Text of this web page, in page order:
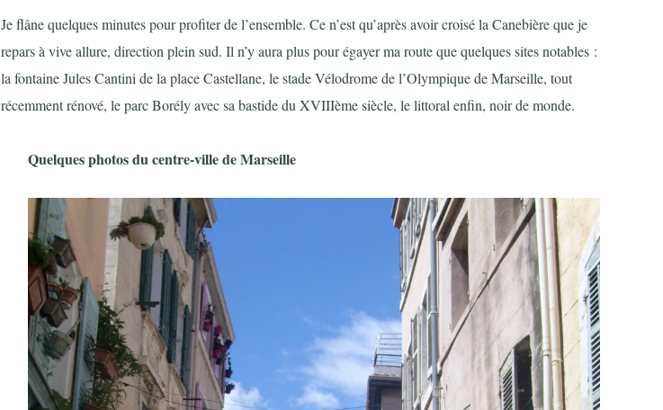
Je flâne quelques minutes pour profiter de l’ensemble. Ce n’est qu’après avoir croisé la Canebière que je
repars à vive allure, direction plein sud. Il n’y aura plus pour égayer ma route que quelques sites notables :
la fontaine Jules Cantini de la place Castellane, le stade Vélodrome de l’Olympique de Marseille, tout
récemment rénové, le parc Borély avec sa bastide du XVIIIème siècle, le littoral enfin, noir de monde.
Quelques photos du centre-ville de Marseille